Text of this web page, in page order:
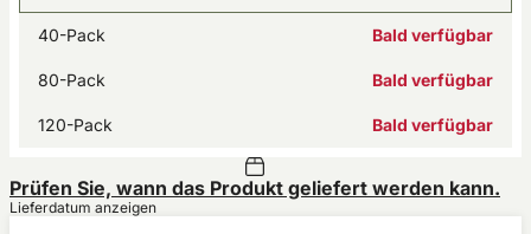
40-Pack Bald verfügbar
80-Pack Bald verfügbar
120-Pack Bald verfügbar
Prüfen Sie, wann das Produkt geliefert werden kann.
Lieferdatum anzeigen